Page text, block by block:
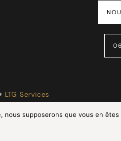
LTG Services
nous supposerons que vous en êtes